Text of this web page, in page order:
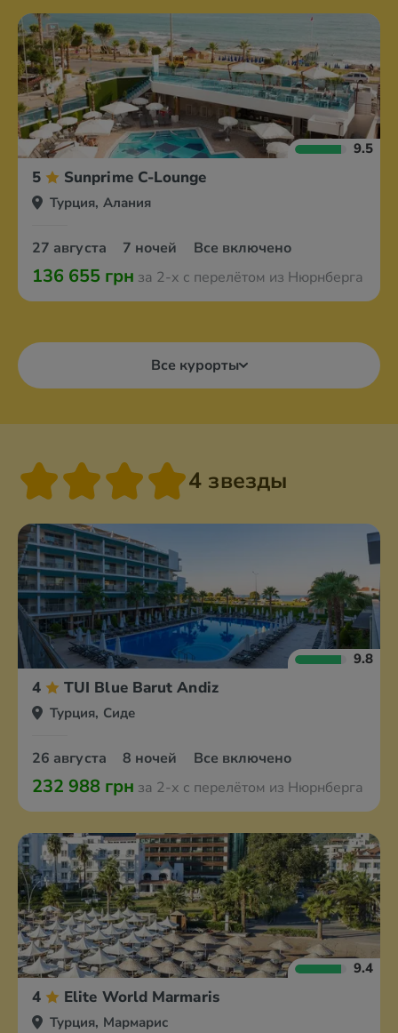
9.5
5 Sunprime C-Lounge
Турция, Алания
27 августа 7 ночей Все включено
136 655 грн за 2-х с перелётом из Нюрнберга
Все курорты
4 звезды
9.8
4 TUI Blue Barut Andiz
Турция, Сиде
26 августа 8 ночей Все включено
232 988 грн за 2-х с перелётом из Нюрнберга
9.4
4 Elite World Marmaris
Турция, Мармарис